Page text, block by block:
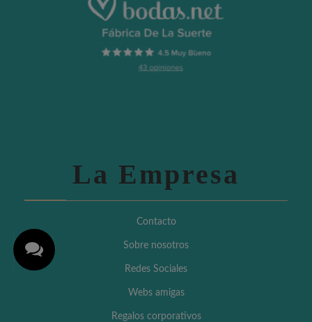
La Empresa
Contacto
Sobre nosotros
Redes Sociales
Webs amigas
Regalos corporativos